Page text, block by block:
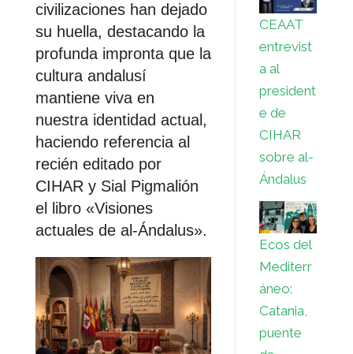
civilizaciones han dejado
su huella, destacando la
profunda impronta que la
cultura andalusí
mantiene viva en
nuestra identidad actual,
haciendo referencia al
recién editado por
CIHAR y Sial Pigmalión
el libro «Visiones
actuales de al-Ándalus».
CEAAT
entrevist
a al
president
e de
CIHAR
sobre al-
Ándalus
Ecos del
Mediterr
áneo:
Catania,
puente